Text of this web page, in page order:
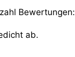
Bewertungen:
ab.